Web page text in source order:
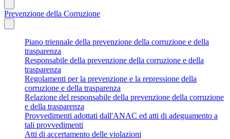
Prevenzione della Corruzione
Piano triennale della prevenzione della corruzione e della
trasparenza
Responsabile della prevenzione della corruzione e della
trasparenza
Regolamenti per la prevenzione e la repressione della
corruzione e della trasparenza
Relazione del responsabile della prevenzione della corruzione
e della trasparenza
Provvedimenti adottati dall'ANAC ed atti di adeguamento a
tali provvedimenti
Atti di accertamento delle violazioni